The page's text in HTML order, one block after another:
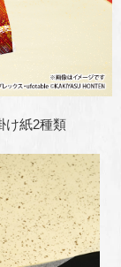
け紙2種類